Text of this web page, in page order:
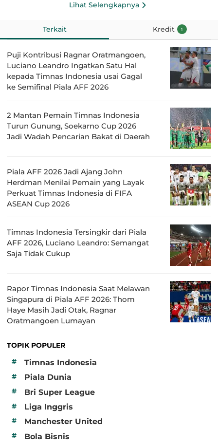
Lihat Selengkapnya
Terkait Kredit 1
Puji Kontribusi Ragnar Oratmangoen,
Luciano Leandro Ingatkan Satu Hal
kepada Timnas Indonesia usai Gagal
ke Semifinal Piala AFF 2026
2 Mantan Pemain Timnas Indonesia
Turun Gunung, Soekarno Cup 2026
Jadi Wadah Pencarian Bakat di Daerah
Piala AFF 2026 Jadi Ajang John
Herdman Menilai Pemain yang Layak
Perkuat Timnas Indonesia di FIFA
ASEAN Cup 2026
Timnas Indonesia Tersingkir dari Piala
AFF 2026, Luciano Leandro: Semangat
Saja Tidak Cukup
Rapor Timnas Indonesia Saat Melawan
Singapura di Piala AFF 2026: Thom
Haye Masih Jadi Otak, Ragnar
Oratmangoen Lumayan
TOPIK POPULER
#
Timnas Indonesia
# Piala Dunia
# Bri Super League
# Liga Inggris
# Manchester United
# Bola Bisnis